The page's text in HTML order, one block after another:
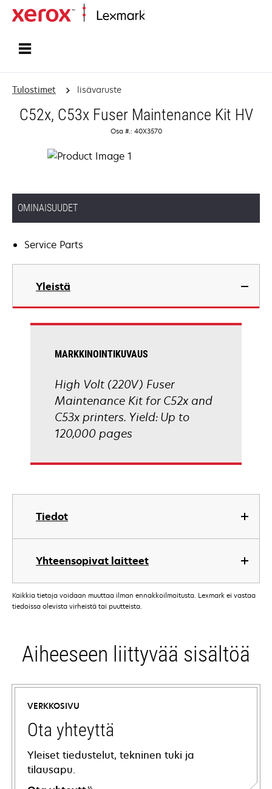
Tulostimet lisävaruste
C52x, C53x Fuser Maintenance Kit HV
Osa #.: 40X3570
OMINAISUUDET
Service Parts
Yleistä
Tiedot
Yhteensopivat laitteet
MARKKINOINTIKUVAUS
High Volt (220V) Fuser
Maintenance Kit for C52x and
C53x printers. Yield: Up to
120,000 pages
Kaikkia tietoja voidaan muuttaa ilman ennakkoilmoitusta. Lexmark ei vastaa
tiedoissa olevista virheistä tai puutteista.
Aiheeseen liittyvää sisältöä
VERKKOSIVU
Ota yhteyttä
Yleiset tiedustelut, tekninen tuki ja
tilausapu.